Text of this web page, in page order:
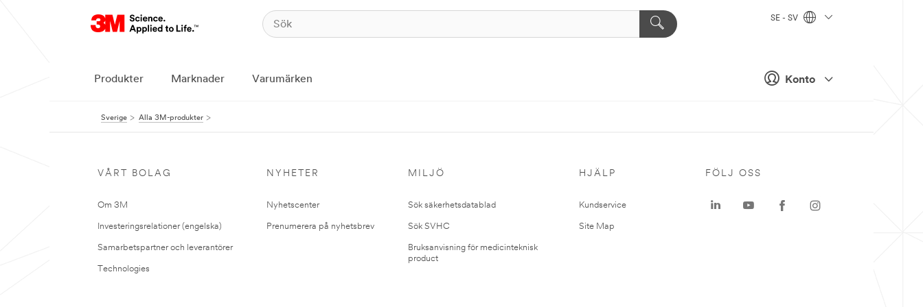
Konto
SE - SV
Produkter Marknader Varumärken
Sverige Alla 3M-produkter
VÅRT BOLAG
Om 3M
Investeringsrelationer (engelska)
Samarbetspartner och leverantörer
Technologies
NYHETER
Nyhetscenter
Prenumerera på nyhetsbrev
MILJÖ
Sök säkerhetsdatablad
Sök SVHC
Bruksanvisning för medicinteknisk
product
HJÄLP
Kundservice
Site Map
FÖLJ OSS